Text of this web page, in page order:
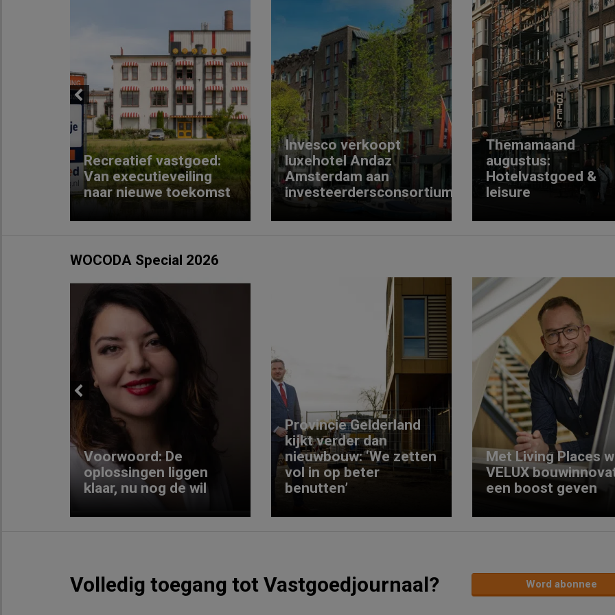
Previous
Recreatief vastgoed:
Van executieveiling
naar nieuwe toekomst
Invesco verkoopt
luxehotel Andaz
Amsterdam aan
investeerdersconsortium
Themamaand
augustus:
Hotelvastgoed &
leisure
WOCODA Special 2026
Previous
Voorwoord: De
oplossingen liggen
klaar, nu nog de wil
Provincie Gelderland
kijkt verder dan
nieuwbouw: ‘We zetten
vol in op beter
benutten’
Met Living Places
VELUX
een boost geven
Volledig toegang tot Vastgoedjournaal? Word abonnee